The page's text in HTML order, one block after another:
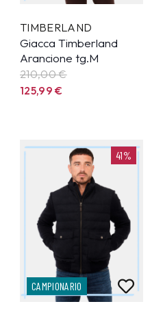
TIMBERLAND
Giacca Timberland
Arancione tg.M
210,00 €
125,99€
41%
CAMPIONARIO